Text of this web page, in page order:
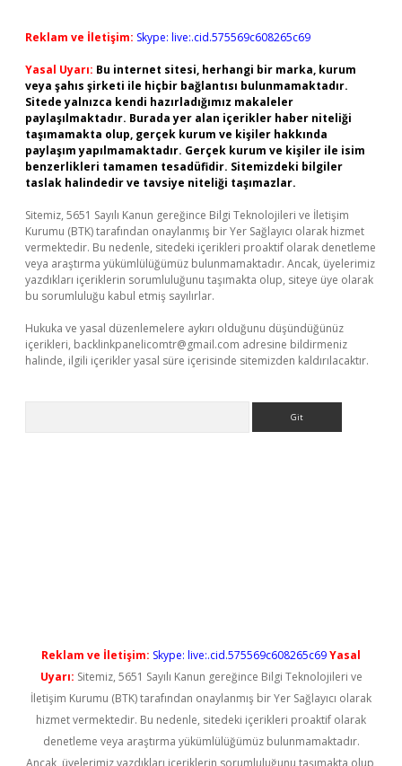
Reklam ve İletişim: Skype: live:.cid.575569c608265c69
Yasal Uyarı: Bu internet sitesi, herhangi bir marka, kurum
veya şahıs şirketi ile hiçbir bağlantısı bulunmamaktadır.
Sitede yalnızca kendi hazırladığımız makaleler
paylaşılmaktadır. Burada yer alan içerikler haber niteliği
taşımamakta olup, gerçek kurum ve kişiler hakkında
paylaşım yapılmamaktadır. Gerçek kurum ve kişiler ile isim
benzerlikleri tamamen tesadüfidir. Sitemizdeki bilgiler
taslak halindedir ve tavsiye niteliği taşımazlar.
Sitemiz, 5651 Sayılı Kanun gereğince Bilgi Teknolojileri ve İletişim
Kurumu (BTK) tarafından onaylanmış bir Yer Sağlayıcı olarak hizmet
vermektedir. Bu nedenle, sitedeki içerikleri proaktif olarak denetleme
veya araştırma yükümlülüğümüz bulunmamaktadır. Ancak, üyelerimiz
yazdıkları içeriklerin sorumluluğunu taşımakta olup, siteye üye olarak
bu sorumluluğu kabul etmiş sayılırlar.
Hukuka ve yasal düzenlemelere aykırı olduğunu düşündüğünüz
içerikleri, backlinkpanelicomtr@gmail.com adresine bildirmeniz
halinde, ilgili içerikler yasal süre içerisinde sitemizden kaldırılacaktır.
Reklam ve İletişim: Skype: live:.cid.575569c608265c69Yasal
Uyarı: Sitemiz, 5651 Sayılı Kanun gereğince Bilgi Teknolojileri ve
İletişim Kurumu (BTK) tarafından onaylanmış bir Yer Sağlayıcı olarak
hizmet vermektedir. Bu nedenle, sitedeki içerikleri proaktif olarak
denetleme veya araştırma yükümlülüğümüz bulunmamaktadır.
Ancak, üyelerimiz yazdıkları içeriklerin sorumluluğunu taşımakta olup,